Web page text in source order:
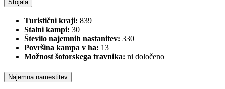
Stojala
Turistični kraji: 839
Stalni kampi: 30
Število najemnih nastanitev: 330
Površina kampa v ha: 13
Možnost šotorskega travnika: ni določeno
Najemna namestitev